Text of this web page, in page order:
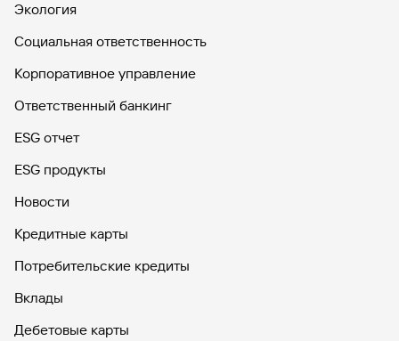
Экология
Социальная ответственность
Корпоративное управление
Ответственный банкинг
ESG отчет
ESG продукты
Новости
Кредитные карты
Потребительские кредиты
Вклады
Дебетовые карты